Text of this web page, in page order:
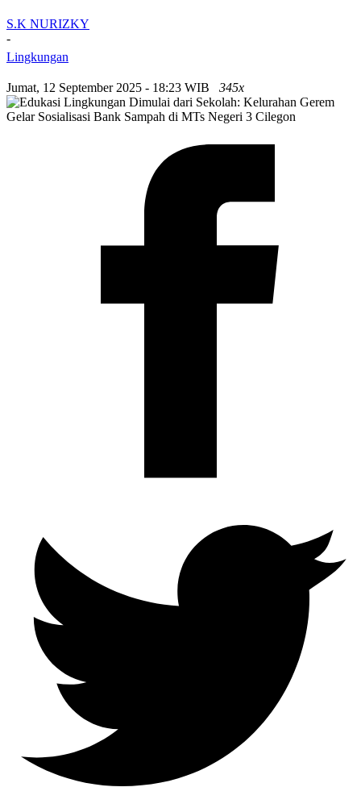
S.K NURIZKY
-
Lingkungan
Jumat, 12 September 2025 - 18:23 WIB 345x